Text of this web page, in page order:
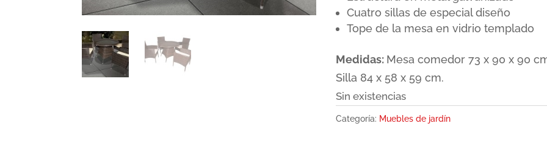
600,00€.349,00€.
Cuatro sillas de especial diseño
Tope de la mesa en vidrio templado
Medidas: Mesa comedor 73 x 90 x 90
Silla 84 x 58 x 59 cm.
Sin existencias
Categoría: Muebles de jardín